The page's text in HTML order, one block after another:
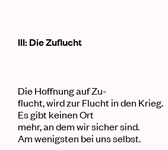
III: Die Zuflucht
Die Hoffnung auf Zu-
flucht, wird zur Flucht in den Krieg.
Es gibt keinen Ort
mehr, an dem wir sicher sind.
Am wenigsten bei uns selbst.